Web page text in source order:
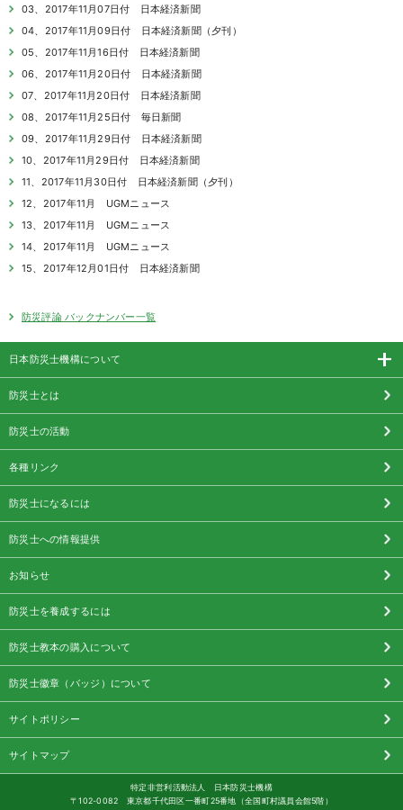
03、2017年11月07日付 日本経済新聞
04、2017年11月09日付 日本経済新聞（夕刊）
05、2017年11月16日付 日本経済新聞
06、2017年11月20日付 日本経済新聞
07、2017年11月20日付 日本経済新聞
08、2017年11月25日付 毎日新聞
09、2017年11月29日付 日本経済新聞
10、2017年11月29日付 日本経済新聞
11、2017年11月30日付 日本経済新聞（夕刊）
12、2017年11月 UGMニュース
13、2017年11月 UGMニュース
14、2017年11月 UGMニュース
15、2017年12月01日付 日本経済新聞
防災評論 バックナンバー一覧
日本防災士機構について
防災士とは
防災士の活動
各種リンク
防災士になるには
防災士への情報提供
お知らせ
防災士を養成するには
防災士教本の購入について
防災士徽章（バッジ）について
サイトポリシー
サイトマップ
特定非営利活動法人 日本防災士機構
〒102-0082 東京都千代田区一番町25番地（全国町村議員会館5階）